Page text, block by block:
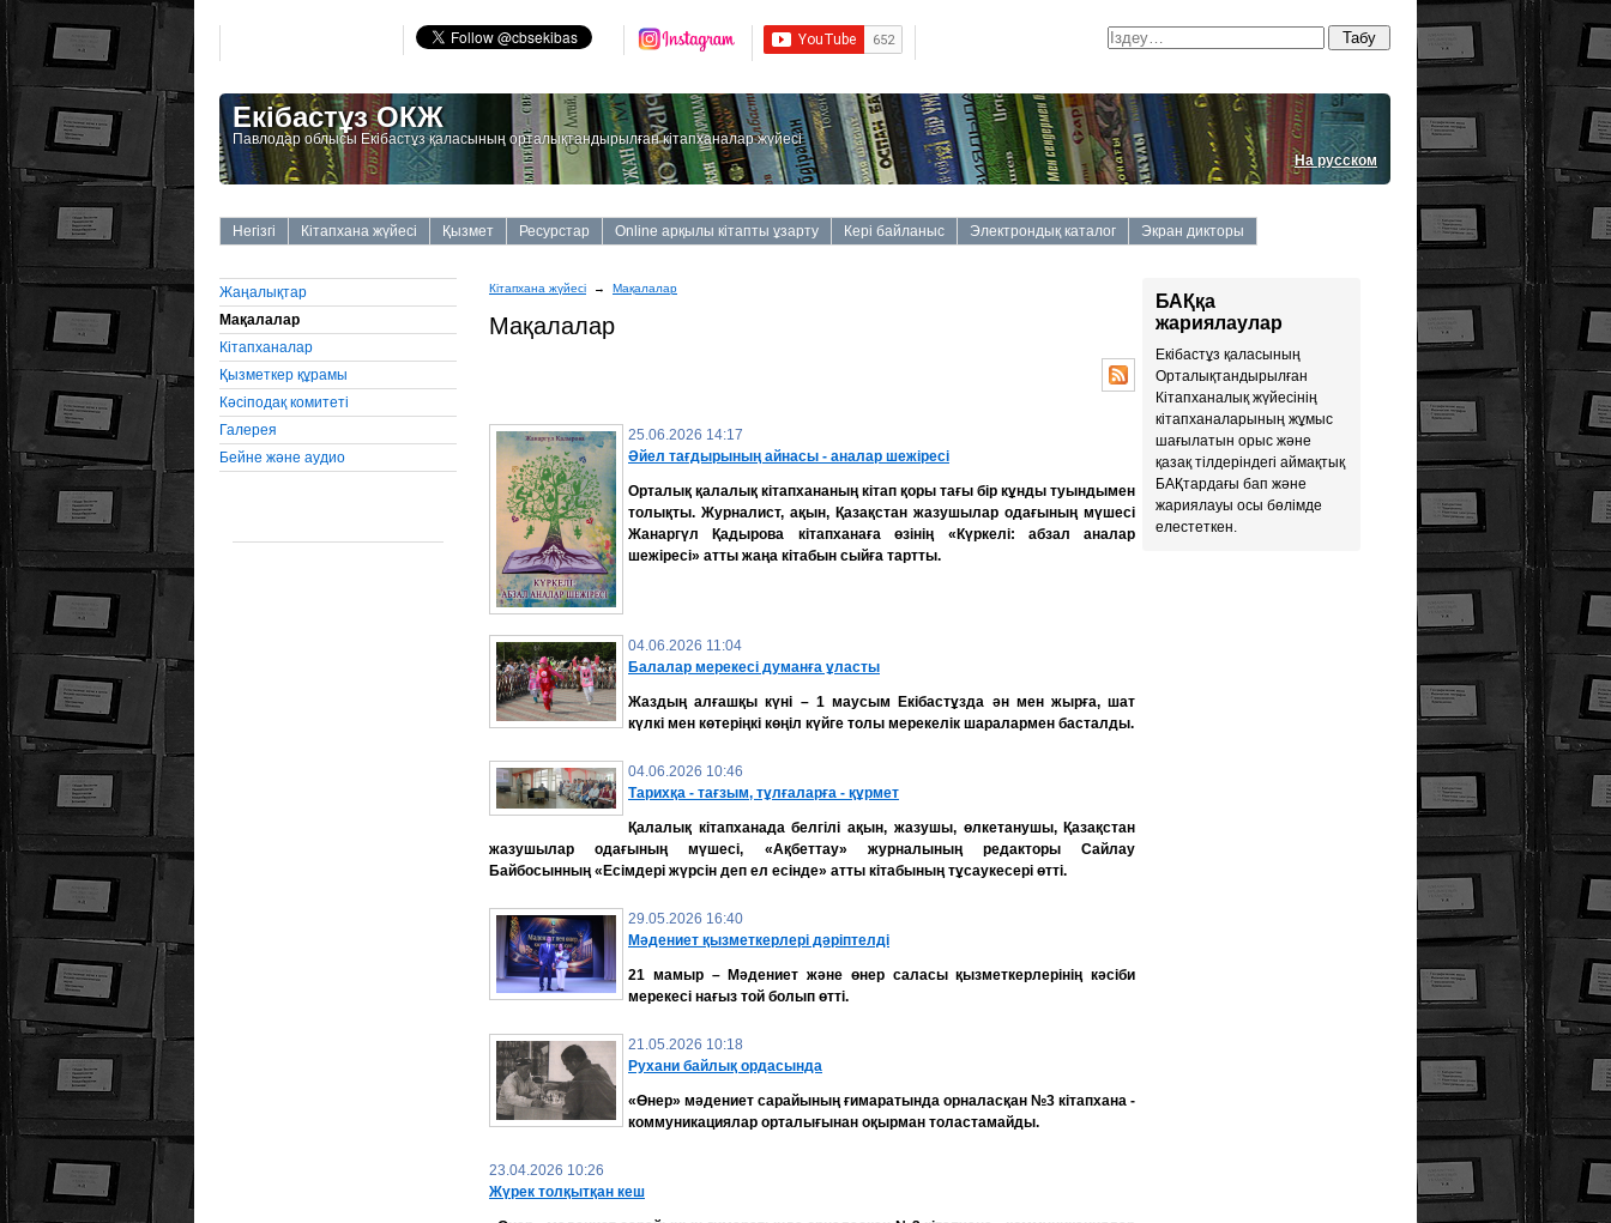
Екібастұз ОКЖ
Павлодар облысы Екібастұз қаласының орталықтандырылған кітапханалар жүйесі
На русском
Негізгі Кітапхана жүйесі Қызмет Ресурстар Online арқылы кітапты ұзарту Кері байланыс Электрондық каталог Экран дикторы
Жаңалықтар
Мақалалар
Кітапханалар
Қызметкер құрамы
Кәсіподақ комитеті
Галерея
Бейне және аудио
Кітапхана жүйесі → Мақалалар
Мақалалар
25.06.2026 14:17
Әйел тағдырының айнасы - аналар шежіресі
Орталық қалалық кітапхананың кітап қоры тағы бір кұнды туындымен
толықты.Журналист, ақын, Қазақстан жазушылар одағының мүшесі
Жанаргүл Қадырова кітапханаға өзінің «Күркелі: абзал аналар
шежіресі» атты жаңа кітабын сыйға тартты.
04.06.2026 11:04
Балалар мерекесі думанға ұласты
Жаздың алғашқы күні – 1 маусым Екібастұзда ән мен жырға, шат
күлкі мен көтеріңкі көңіл күйге толы мерекелік шаралармен басталды.
04.06.2026 10:46
Тарихқа - тағзым, тұлғаларға - құрмет
Қалалық кітапханада белгілі ақын, жазушы, өлкетанушы, Қазақстан
жазушылар одағының мүшесі, «Ақбеттау» журналының редакторы Сайлау
Байбосынның «Есімдері жүрсін деп ел есінде» атты кітабының тұсаукесері өтті.
29.05.2026 16:40
Мәдениет қызметкерлері дәріптелді
21 мамыр – Мәдениет және өнер саласы қызметкерлерінің кәсіби
мерекесі нағыз той болып өтті.
21.05.2026 10:18
Рухани байлық ордасында
«Өнер» мәдениет сарайының ғимаратында орналасқан №3 кітапхана -
коммуникациялар орталығынан оқырман толастамайды.
23.04.2026 10:26
Жүрек толқытқан кеш
БАҚқа
жариялаулар
Екiбастұз қаласының
Орталықтандырылған
Кiтапханалық жүйесiнiң
кiтапханаларының жұмыс
шағылатын орыс және
қазақ тiлдерiндегi аймақтық
БАҚтардағы бап және
жариялауы осы бөлiмде
елестеткен.